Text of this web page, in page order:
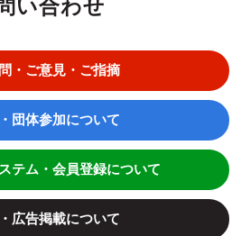
い合わせ
・ご意見・ご指摘
団体参加について
テム・会員登録について
広告掲載について